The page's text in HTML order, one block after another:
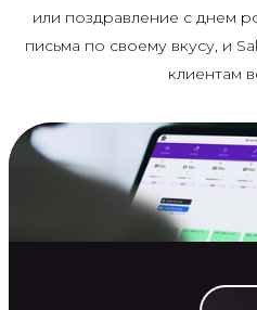
или поздравление с днем
письма по своему вкусу, и
клиентам